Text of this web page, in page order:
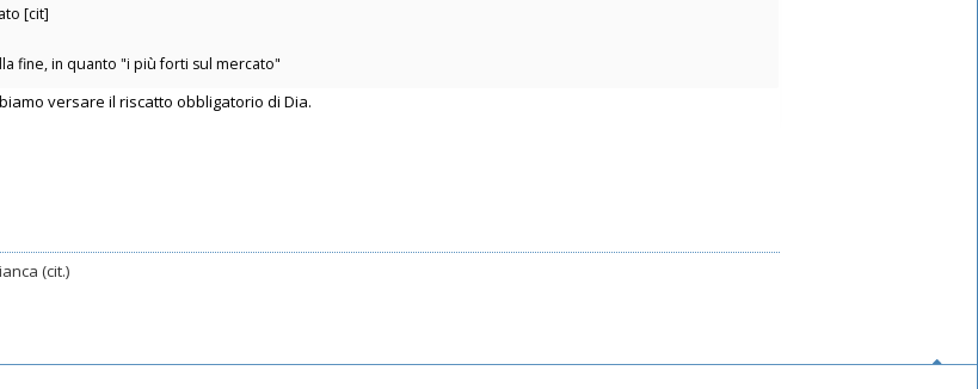
[cit]
fine, in quanto "i più forti sul mercato"
versare il riscatto obbligatorio di Dia.
(cit.)